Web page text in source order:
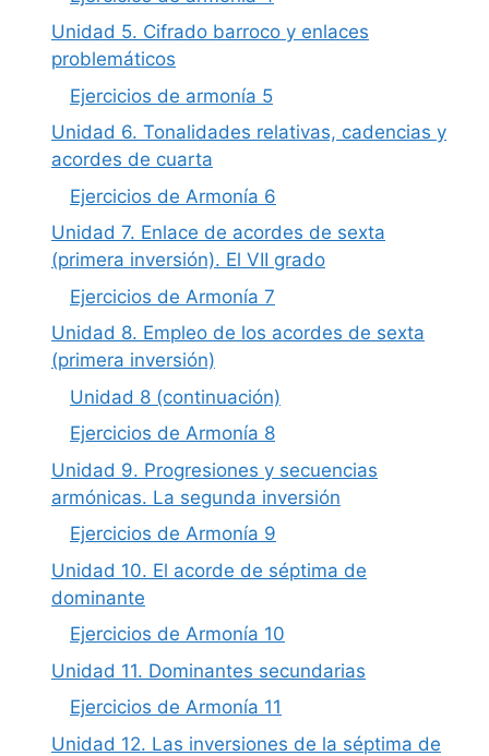
Unidad 5. Cifrado barroco y enlaces
problemáticos
Ejercicios de armonía 5
Unidad 6. Tonalidades relativas, cadencias y
acordes de cuarta
Ejercicios de Armonía 6
Unidad 7. Enlace de acordes de sexta
(primera inversión). El VII grado
Ejercicios de Armonía 7
Unidad 8. Empleo de los acordes de sexta
(primera inversión)
Unidad 8 (continuación)
Ejercicios de Armonía 8
Unidad 9. Progresiones y secuencias
armónicas. La segunda inversión
Ejercicios de Armonía 9
Unidad 10. El acorde de séptima de
dominante
Ejercicios de Armonía 10
Unidad 11. Dominantes secundarias
Ejercicios de Armonía 11
Unidad 12. Las inversiones de la séptima de